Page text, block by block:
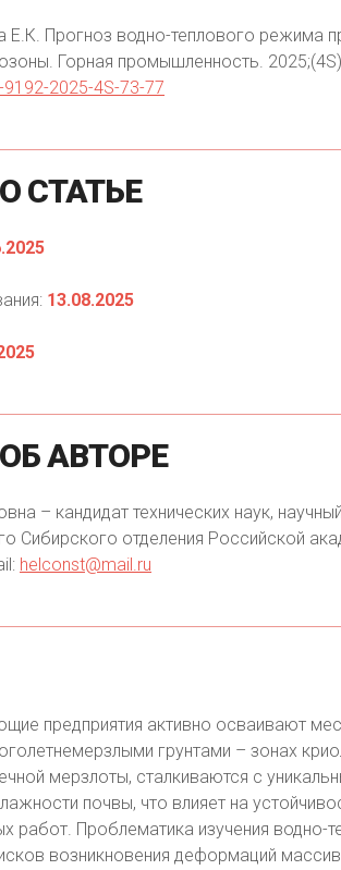
Е.К. Прогноз водно-теплового режима
Горная промышленность.
2025-4S-73-77
О СТАТЬЕ
13.08.2025
ОБАВТОРЕ
– кандидат технических наук,
Сибирского отделения Российской
helconst@mail.ru
предприятия активно осваивают
грунтами – зонах
мерзлоты, сталкиваются с
почвы, что влияет на
работ. Проблематика изучения водно-
возникновения деформаций